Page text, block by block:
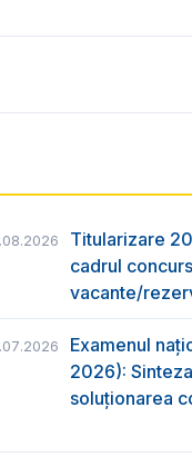
Titularizare
cadrul
vacante/
Examenul
2026):
soluționarea